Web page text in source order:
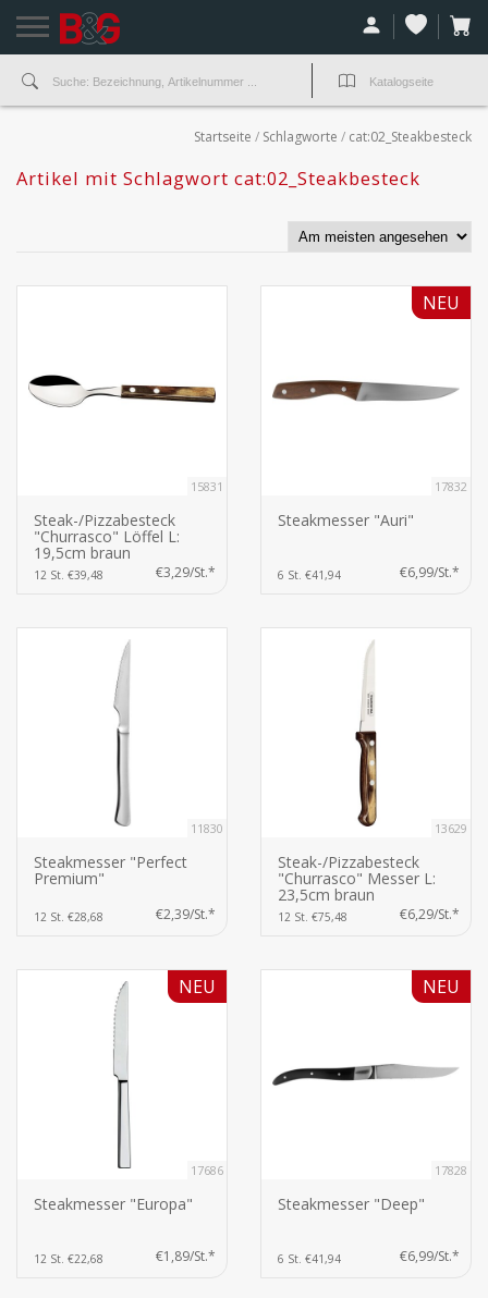
Startseite / Schlagworte / cat:02_Steakbesteck
Artikel mit Schlagwort cat:02_Steakbesteck
15831
Steak-/Pizzabesteck
"Churrasco" Löffel L:
19,5cm braun
12 St. €39,48 €3,29/St.*
17832
Steakmesser "Auri"
6 St. €41,94 €6,99/St.*
NEU
11830
Steakmesser "Perfect
Premium"
12 St. €28,68 €2,39/St.*
13629
Steak-/Pizzabesteck
"Churrasco" Messer L:
23,5cm braun
12 St. €75,48 €6,29/St.*
17686
Steakmesser "Europa"
12 St. €22,68 €1,89/St.*
NEU
17828
Steakmesser "Deep"
6 St. €41,94 €6,99/St.*
NEU